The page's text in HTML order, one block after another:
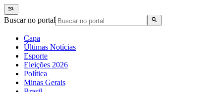
Buscar no portal
Capa
Últimas Notícias
Esporte
Eleições 2026
Política
Minas Gerais